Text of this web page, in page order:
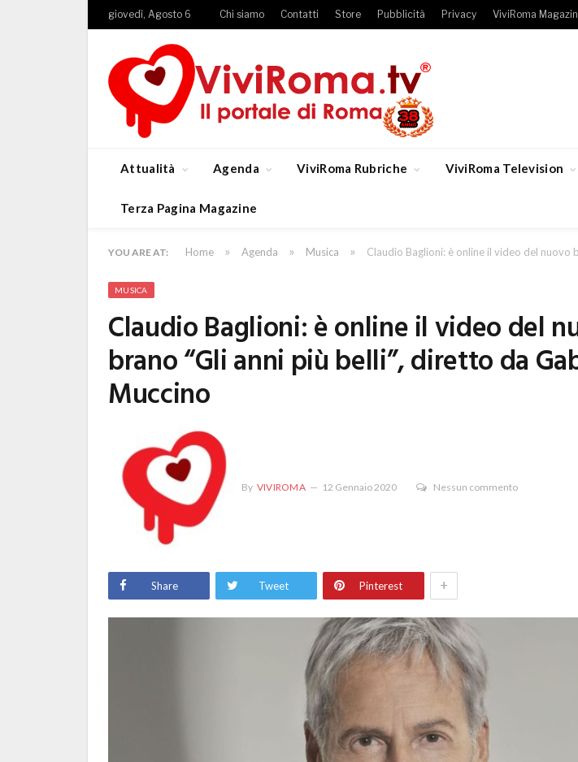
giovedì, Agosto 6 Chi siamo Contatti Store Pubblicità Privacy ViviRoma
Attualità Agenda ViviRoma Rubriche ViviRoma Television
Terza Pagina Magazine
YOU ARE AT: Home » Agenda » Musica » Claudio Baglioni: è online il video del nuovo
MUSICA
Claudio Baglioni: è online il video del
brano “Gli anni più belli”, diretto da
Muccino
By VIVIROMA 12 Gennaio 2020 Nessun commento
Share Tweet Pinterest +